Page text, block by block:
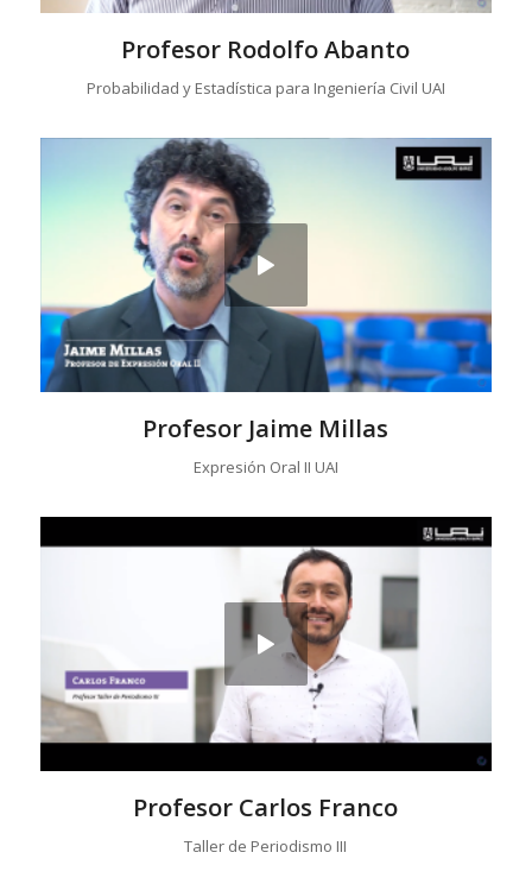
Profesor Rodolfo Abanto
Probabilidad y Estadística para Ingeniería Civil UAI
Profesor Jaime Millas
Expresión Oral II UAI
Profesor Carlos Franco
Taller de Periodismo III